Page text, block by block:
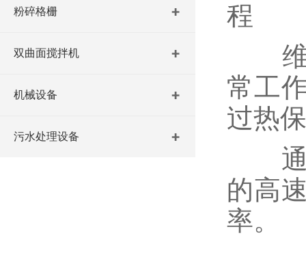
粉碎格栅
双曲面搅拌机
机械设备
污水处理设备
程‌
维
常工
过热
通
的高
率。